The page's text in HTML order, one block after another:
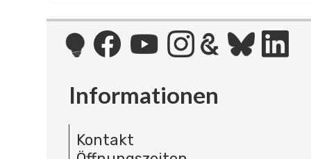
Informationen
Kontakt